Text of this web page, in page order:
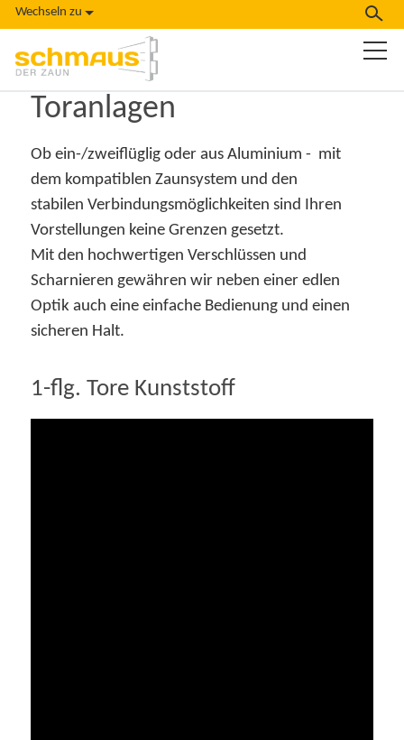
Wechseln zu
Toranlagen
Ob ein-/zweiflüglig oder aus Aluminium - mit
dem kompatiblen Zaunsystem und den
stabilen Verbindungsmöglichkeiten sind Ihren
Vorstellungen keine Grenzen gesetzt.
Mit den hochwertigen Verschlüssen und
Scharnieren gewähren wir neben einer edlen
Optik auch eine einfache Bedienung und einen
sicheren Halt.
1-flg. Tore Kunststoff